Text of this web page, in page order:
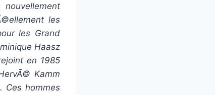
les
les Grand
Haasz
en 1985
Kamm
Ces hommes